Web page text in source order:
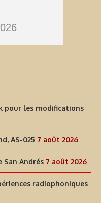
pour les modifications
AS-025 7 août 2026
San Andrés 7 août 2026
radiophoniques